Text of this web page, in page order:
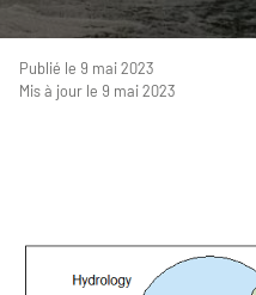
Publié le 9 mai 2023
Mis à jour le 9 mai 2023